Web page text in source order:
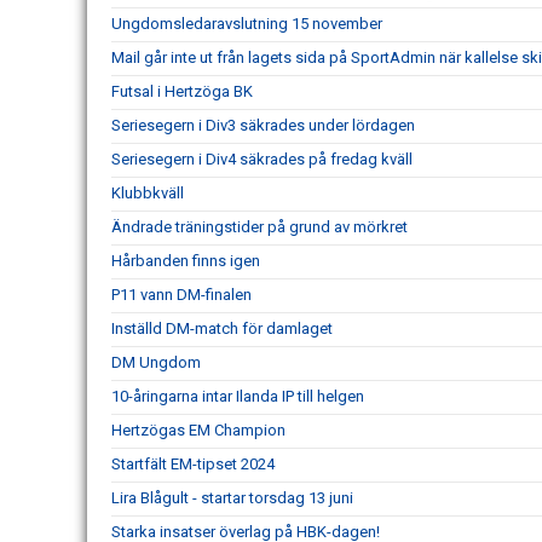
Ungdomsledaravslutning 15 november
Mail går inte ut från lagets sida på SportAdmin när kallelse
Futsal i Hertzöga BK
Seriesegern i Div3 säkrades under lördagen
Seriesegern i Div4 säkrades på fredag kväll
Klubbkväll
Ändrade träningstider på grund av mörkret
Hårbanden finns igen
P11 vann DM-finalen
Inställd DM-match för damlaget
DM Ungdom
10-åringarna intar Ilanda IP till helgen
Hertzögas EM Champion
Startfält EM-tipset 2024
Lira Blågult - startar torsdag 13 juni
Starka insatser överlag på HBK-dagen!